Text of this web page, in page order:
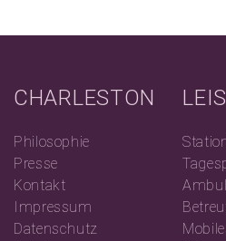
CHARLESTON
Philosophie
Presse
Kontakt
Impressum
Datenschutz